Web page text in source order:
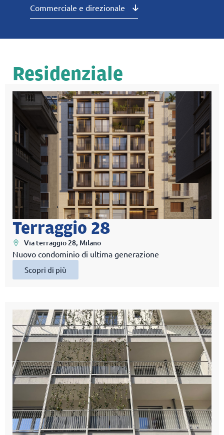
Commerciale e direzionale
Residenziale
Terraggio 28
Via terraggio 28, Milano
Nuovo condominio di ultima generazione
Scopri di più